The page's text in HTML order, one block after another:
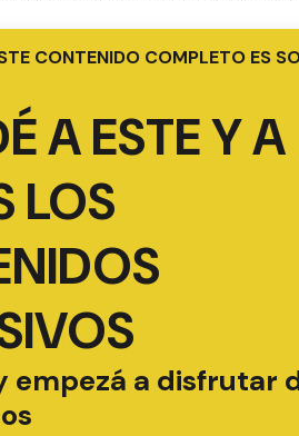
CONTENIDO COMPLETO ES
A ESTE Y A
LOS
empezá a disfrutar